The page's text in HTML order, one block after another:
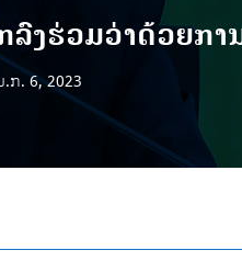
ງຮ່ວມວ່າດ້ວຍກ
.ກ. 6, 2023